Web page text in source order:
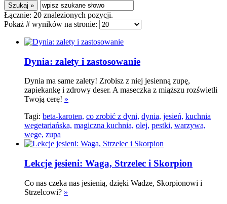
Łącznie: 20 znalezionych pozycji.
Pokaż # wyników na stronie:
Dynia: zalety i zastosowanie
Dynia ma same zalety! Zrobisz z niej jesienną zupę,
zapiekankę i zdrowy deser. A maseczka z miąższu rozświetli
Twoją cerę! »
Tagi: beta-karoten, co zrobić z dyni, dynia, jesień, kuchnia
wegetariańska, magiczna kuchnia, olej, pestki, warzywa,
wege, zupa
Lekcje jesieni: Waga, Strzelec i Skorpion
Co nas czeka nas jesienią, dzięki Wadze, Skorpionowi i
Strzelcowi? »